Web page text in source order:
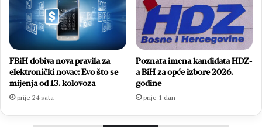
FBiH dobiva nova pravila za
elektronički novac: Evo što se
mijenja od 13. kolovoza
prije 24 sata
Poznata imena kandidata HDZ-
a BiH za opće izbore 2026.
godine
prije 1 dan